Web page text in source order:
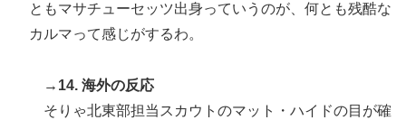
ともマサチューセッツ出身っていうのが、何とも残酷な
カルマって感じがするわ。
→14. 海外の反応
そりゃ北東部担当スカウトのマット・ハイドの目が確